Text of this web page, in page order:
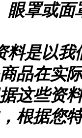
眼罩或
料是以
品在实
这些资
根据您